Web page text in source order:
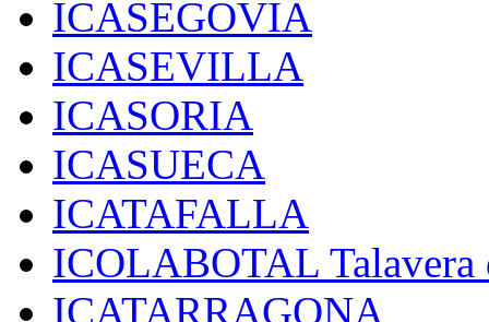
ICASEGOVIA
ICASEVILLA
ICASORIA
ICASUECA
ICATAFALLA
ICOLABOTAL Talavera
ICATARRAGONA